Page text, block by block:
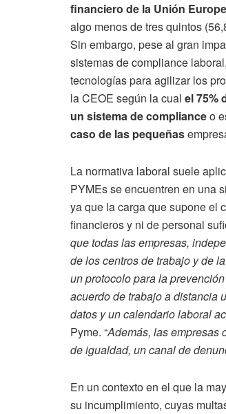
financiero de la Unión
algo menos de tres quintos
Sin embargo, pese al gran
sistemas de compliance
tecnologías para agilizar los
la CEOE según la cual el 75%
un sistema de complianceo
caso de las pequeñas
La normativa laboral suele
PYMEs se encuentren en una
ya que la carga que supone el
financieros y ni de personal
que todas las empresas,
de los centros de trabajo y de
un protocolo para la
acuerdo de trabajo a distancia
datos y un calendario laboral
Pyme. “Además, las empresas
de igualdad, un canal de
En un contexto en el que la
su incumplimiento, cuyas